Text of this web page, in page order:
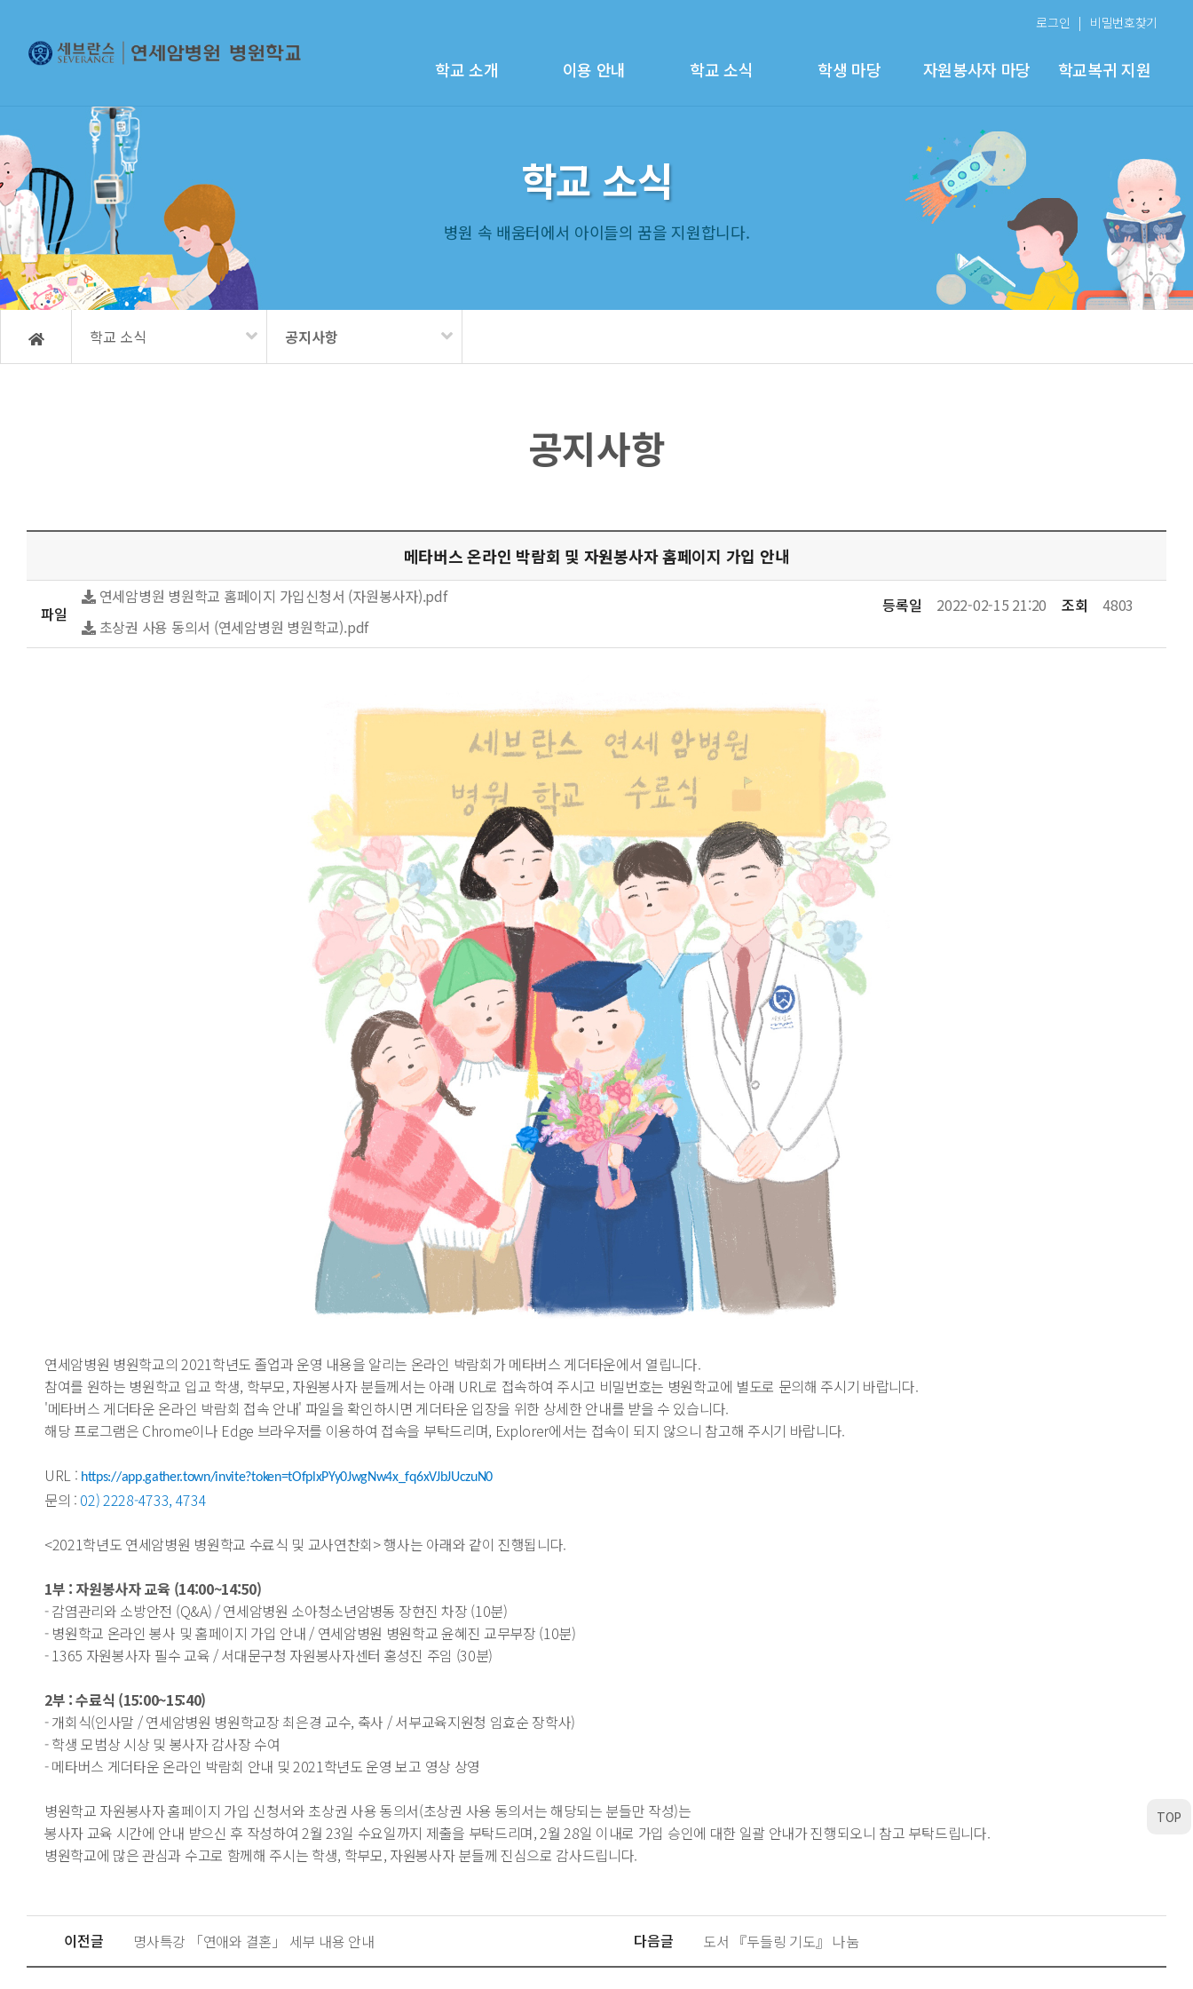
로그인 비밀번호찾기
학교 소개 이용 안내 학교 소식 학생 마당 자원봉사자 마당 학교복귀 지원
학교 소식
병원 속 배움터에서 아이들의 꿈을 지원합니다.
학교 소식 공지사항
공지사항
메타버스 온라인 박람회 및 자원봉사자 홈페이지 가입 안내
파일
연세암병원 병원학교 홈페이지 가입신청서 (자원봉사자).pdf
초상권 사용 동의서 (연세암병원 병원학교).pdf
등록일 2022-02-15 21:20 조회 4803
연세암병원 병원학교의 2021학년도 졸업과 운영 내용을 알리는 온라인 박람회가 메타버스 게더타운에서 열립니다.
참여를 원하는 병원학교 입교 학생, 학부모, 자원봉사자 분들께서는 아래 URL로 접속하여 주시고 비밀번호는 병원학교에 별도로 문의해 주시기 바랍니다.
'메타버스 게더타운 온라인 박람회 접속 안내' 파일을 확인하시면 게더타운 입장을 위한 상세한 안내를 받을 수 있습니다.
해당 프로그램은 Chrome이나 Edge 브라우저를 이용하여 접속을 부탁드리며, Explorer에서는 접속이 되지 않으니 참고해 주시기 바랍니다.
URL : https://app.gather.town/invite?token=tOfplxPYy0JwgNw4x_fq6xVJbJUczuN0
문의 : 02) 2228-4733, 4734
<2021학년도 연세암병원 병원학교 수료식 및 교사연찬회> 행사는 아래와 같이 진행됩니다.
1부 : 자원봉사자 교육 (14:00~14:50)
- 감염관리와 소방안전 (Q&A) / 연세암병원 소아청소년암병동 장현진 차장 (10분)
- 병원학교 온라인 봉사 및 홈페이지 가입 안내 / 연세암병원 병원학교 윤혜진 교무부장 (10분)
- 1365 자원봉사자 필수 교육 / 서대문구청 자원봉사자센터 홍성진 주임 (30분)
2부 : 수료식 (15:00~15:40)
- 개회식(인사말 / 연세암병원 병원학교장 최은경 교수, 축사 / 서부교육지원청 임효순 장학사)
- 학생 모범상 시상 및 봉사자 감사장 수여
- 메타버스 게더타운 온라인 박람회 안내 및 2021학년도 운영 보고 영상 상영
병원학교 자원봉사자 홈페이지 가입 신청서와 초상권 사용 동의서(초상권 사용 동의서는 해당되는 분들만 작성)는
봉사자 교육 시간에 안내 받으신 후 작성하여 2월 23일 수요일까지 제출을 부탁드리며, 2월 28일 이내로 가입 승인에 대한 일괄 안내가 진행되오니 참고 부탁드립니다.
병원학교에 많은 관심과 수고로 함께해 주시는 학생, 학부모, 자원봉사자 분들께 진심으로 감사드립니다.
이전글 명사특강 「연애와 결혼」 세부 내용 안내 다음글 도서 『두들링 기도』 나눔
TOP